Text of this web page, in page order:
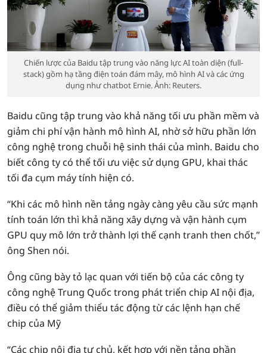
Chiến lược của Baidu tập trung vào năng lực AI toàn diện (full-
stack) gồm hạ tầng điện toán đám mây, mô hình AI và các ứng
dụng như chatbot Ernie. Ảnh: Reuters.
Baidu cũng tập trung vào khả năng tối ưu phần mềm và
giảm chi phí vận hành mô hình AI, nhờ sở hữu phần lớn
công nghệ trong chuỗi hệ sinh thái của mình. Baidu cho
biết công ty có thể tối ưu việc sử dụng GPU, khai thác
tối đa cụm máy tính hiện có.
“Khi các mô hình nền tảng ngày càng yêu cầu sức mạnh
tính toán lớn thì khả năng xây dựng và vận hành cụm
GPU quy mô lớn trở thành lợi thế cạnh tranh then chốt,”
ông Shen nói.
Ông cũng bày tỏ lạc quan với tiến bộ của các công ty
công nghệ Trung Quốc trong phát triển chip AI nội địa,
điều có thể giảm thiểu tác động từ các lệnh hạn chế
chip của Mỹ
“Các chip nội địa tự chủ, kết hợp với nền tảng phần